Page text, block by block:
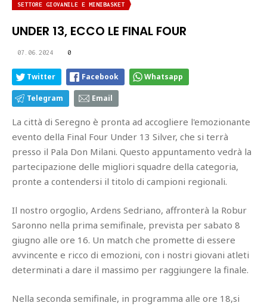
SETTORE GIOVANILE E MINIBASKET
UNDER 13, ECCO LE FINAL FOUR
07.06.2024 0
Twitter Facebook Whatsapp
Telegram Email
La città di Seregno è pronta ad accogliere l'emozionante
evento della Final Four Under 13 Silver, che si terrà
presso il Pala Don Milani. Questo appuntamento vedrà la
partecipazione delle migliori squadre della categoria,
pronte a contendersi il titolo di campioni regionali.
Il nostro orgoglio, Ardens Sedriano, affronterà la Robur
Saronno nella prima semifinale, prevista per sabato 8
giugno alle ore 16. Un match che promette di essere
avvincente e ricco di emozioni, con i nostri giovani atleti
determinati a dare il massimo per raggiungere la finale.
Nella seconda semifinale, in programma alle ore 18,si